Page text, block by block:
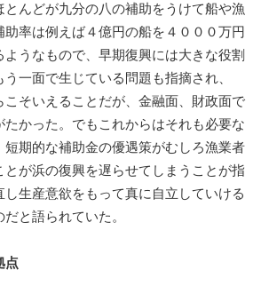
とんどが九分の八の補助をうけて船や漁
率は例えば４億円の船を４０００万円
うなもので、早期復興には大きな役割
一面で生じている問題も指摘され、
こそいえることだが、金融面、財政面で
かった。でもこれからはそれも必要な
短期的な補助金の優遇策がむしろ漁業者
が浜の復興を遅らせてしまうことが指
生産意欲をもって真に自立していける
と語られていた。
点